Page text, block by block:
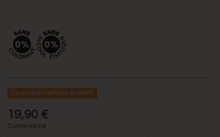
Ce produit n'est plus en stock
19,90 €
Contenance